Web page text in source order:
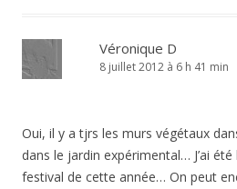
Véronique D
8 juillet 2012 à 6 h 41 min
Oui, il y a tjrs les murs végétaux
dans le jardin expérimental… J’ai
festival de cette année… On peut